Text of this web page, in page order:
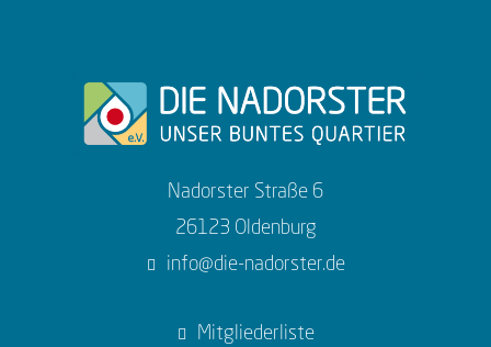
Nadorster Straße 6
26123 Oldenburg
info@die-nadorster.de
Mitgliederliste